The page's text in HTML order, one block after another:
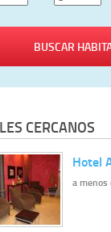
BUSCAR
CERCANOS
Hotel
a